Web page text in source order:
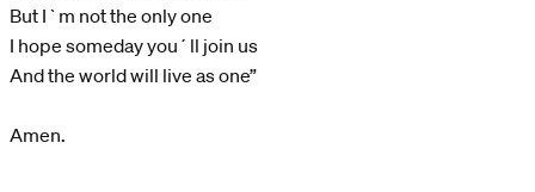
But I`m not the only one
I hope someday you´ll join us
And the world will live as one”
Amen.